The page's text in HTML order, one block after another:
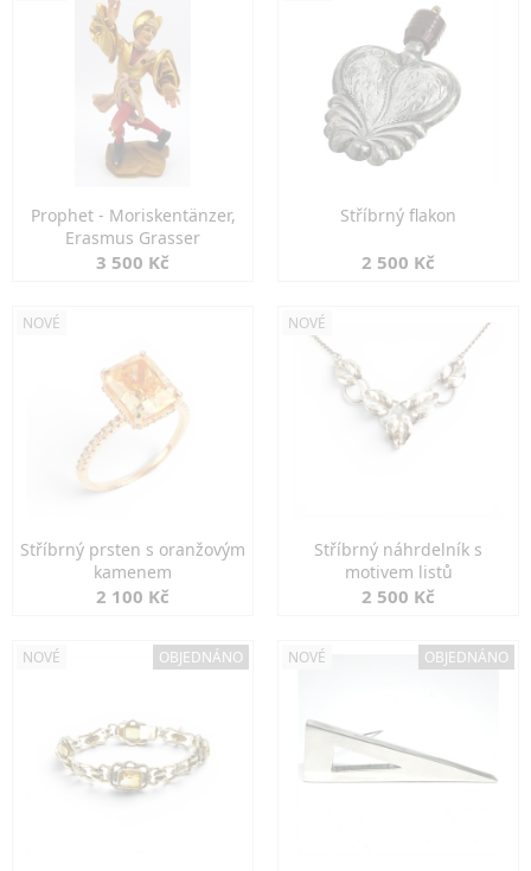
Prophet - Moriskentänzer,
Erasmus Grasser
3 500 Kč
Stříbrný flakon
2 500 Kč
NOVÉ
Stříbrný prsten s oranžovým
kamenem
2 100 Kč
NOVÉ
Stříbrný náhrdelník s
motivem listů
2 500 Kč
NOVÉ OBJEDNÁNO NOVÉ OBJEDNÁNO